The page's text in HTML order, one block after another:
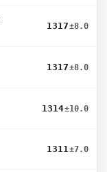
1317±8.0
1317±8.0
1314±10.0
1311±7.0